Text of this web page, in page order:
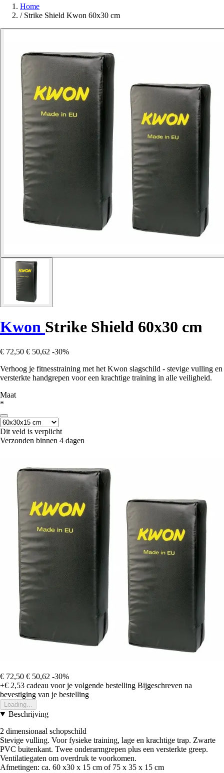
Home
/ Strike Shield Kwon 60x30 cm
Kwon Strike Shield 60x30 cm
€ 72,50 € 50,62 -30%
Verhoog je fitnesstraining met het Kwon slagschild - stevige vulling en
versterkte handgrepen voor een krachtige training in alle veiligheid.
Maat
*
Dit veld is verplicht
Verzonden binnen 4 dagen
€ 72,50 € 50,62 -30%
+€ 2,53 cadeau voor je volgende bestelling Bijgeschreven na
bevestiging van je bestelling
Loading...
Beschrijving
2 dimensionaal schopschild
Stevige vulling. Voor fysieke training, lage en krachtige trap. Zwarte
PVC buitenkant. Twee onderarmgrepen plus een versterkte greep.
Ventilatiegaten om overdruk te voorkomen.
Afmetingen: ca. 60 x30 x 15 cm of 75 x 35 x 15 cm